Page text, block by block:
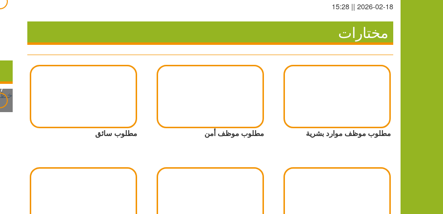
2026-02-18 || 15:28
مختارات
مطلوب موظف موارد بشرية مطلوب موظف أمن مطلوب سائق